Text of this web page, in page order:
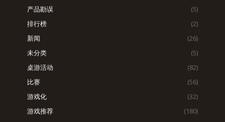
产品勘误
(5)
排行榜
(2)
新闻
(26)
未分类
(5)
桌游活动
(82)
比赛
(56)
游戏化
(32)
游戏推荐
(180)